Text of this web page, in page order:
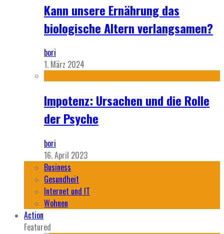
Kann unsere Ernährung das
biologische Altern verlangsamen?
bori
1. März 2024
Impotenz: Ursachen und die Rolle
der Psyche
bori
16. April 2023
Business
Gesundheit
Internet und IT
Wohnen
Action
Featured